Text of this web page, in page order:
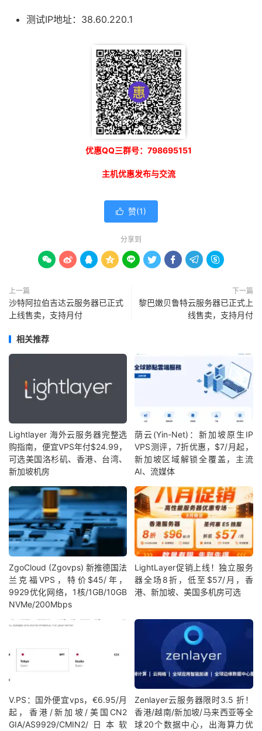
测试IP地址：38.60.220.1
优惠QQ三群号：798695151
主机优惠发布与交流
 赞(1)
分享到
        
上一篇
沙特阿拉伯吉达云服务器已正式
上线售卖，支持月付
下一篇
黎巴嫩贝鲁特云服务器已正式上
线售卖，支持月付
相关推荐
Lightlayer 海外云服务器完整选
购指南，便宜VPS年付$24.99，
可选美国洛杉矶、香港、台湾、
新加坡机房
荫云(Yin-Net)：新加坡原生IP
VPS测评，7折优惠，$7/月起，
新加坡区域解锁全覆盖，主流
AI、流媒体
ZgoCloud (Zgovps) 新推德国法
兰克福VPS，特价$45/年，
9929优化网络，1核/1GB/10GB
NVMe/200Mbps
LightLayer促销上线！独立服务
器全场8折，低至$57/月，香
港、新加坡、美国多机房可选
V.PS：国外便宜vps，€6.95/月
起，香港/新加坡/美国CN2
GIA/AS9929/CMIN2/日本软
Zenlayer云服务器限时3.5 折！
香港/越南/新加坡/马来西亚等全
球20个数据中心，出海算力优